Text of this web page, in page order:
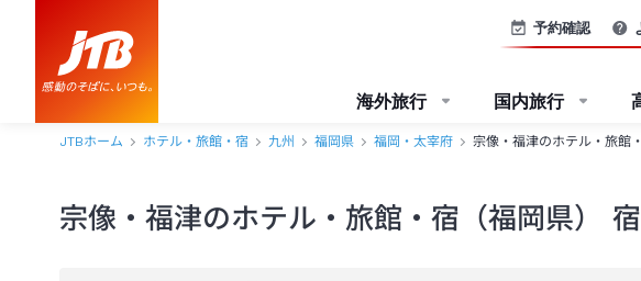
予約確認
海外旅行 国内旅行
JTBホーム ホテル・旅館・宿 九州 福岡県 福岡・太宰府 宗像・福津のホテル・旅館
宗像・福津のホテル・旅館・宿（福岡県）